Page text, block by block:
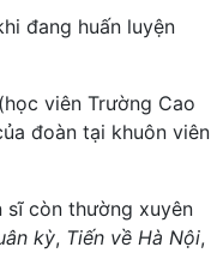
đang huấn luyện
viên Trường Cao
đoàn tại khuôn viên
sĩ còn thường xuyên
kỳ, Tiến về Hà Nội,